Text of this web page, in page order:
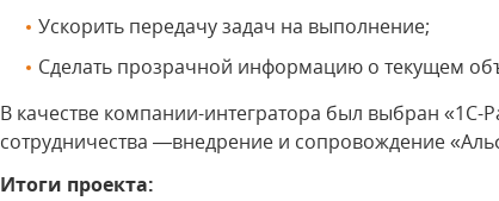
Ускорить передачу задач на выполнение;
Сделать прозрачной информацию о текущем
В качестве компании-интегратора был выбран
сотрудничества —внедрение и сопровождение
Итоги проекта: